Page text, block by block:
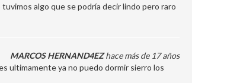
algo que se podría decir lindo pero raro
MARCOS HERNAND4EZhace más de 17 años
ultimamente ya no puedo dormir sierro los